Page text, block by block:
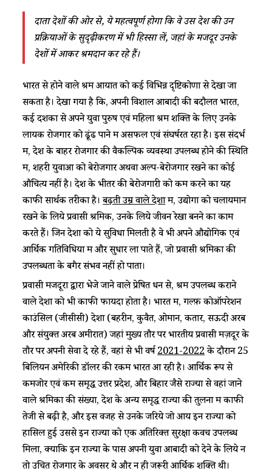
दाता देशों की ओर से, ये महत्वपूर्ण होगा कि वे उस देश की उन
प्रक्रियाओं के सुदृढ़ीकरण में भी हिस्सा लें, जहां के मजदूर उनके
देशों में आकर श्रमदान कर रहे हैं।
भारत से होने वाले श्रम आयात को कई विभिन्न दृष्टिकोणों से देखा जा
सकता है। देखा गया है कि, अपनी विशाल आबादी की बदौलत भारत,
कई दशकों से अपने युवा पुरुष एवं महिला श्रम शक्ति के लिए उनके
लायक रोजगार को ढूंढ पाने में असफल एवं संघर्षरत रहा है। इस संदर्भ
में, देश के बाहर रोजगार की वैकल्पिक व्यवस्था उपलब्ध होने की स्थिति
में, शहरी युवाओं को बेरोजगार अथवा अल्प-बेरोजगार रखने का कोई
औचित्य नहीं है। देश के भीतर की बेरोजगारी को कम करने का यह
काफी सार्थक तरीका है।बढ़ती उम्र वाले देशोंमें, उद्योगों को चलायमान
रखने के लिये प्रवासी श्रमिक, उनके लिये जीवन रेखा बनने का काम
करते हैं। जिन देशों को ये सुविधा मिलती है वे भी अपने औद्योगिक एवं
आर्थिक गतिविधियों में और सुधार ला पाते हैं, जो प्रवासी श्रमिकों की
उपलब्धता के बगैर संभव नहीं हो पाता।
प्रवासी मजदूरों द्वारा भेजे जाने वाले प्रेषित धन से, श्रम उपलब्ध कराने
वाले देशों को भी काफी फायदा होता है। भारत में, गल्फ़ कोऑपरेशन
काउंसिल (जीसीसी) देशों (बहरीन, कुवैत, ओमान, कतार, सऊदी अरब
और संयुक्त अरब अमीरात) जहां मुख्य तौर पर भारतीय प्रवासी मज़दूर के
तौर पर अपनी सेवा दे रहे हैं, वहां से भी वर्ष2021-2022के दौरान 25
बिलियन अमेरिकी डॉलर की रकम भारत आ रही है। आर्थिक रूप से
कमजोर एवं कम समृद्ध उत्तर प्रदेश, और बिहार जैसे राज्यों से वहां जाने
वाले श्रमिकों की संख्या, देश के अन्य समृद्ध राज्यों की तुलना में काफी
तेजी से बढ़ी है, और इस वजह से उनके जरिये जो आय इन राज्यों को
हासिल हुई उससे इन राज्यों को एक अतिरिक्त सुरक्षा कवच उपलब्ध
मिला, क्योंकि इन राज्यों के पास अपनी युवा आबादी को देने के लिये न
तो उचित रोजगार के अवसर थे और न ही जरूरी आर्थिक शक्ति थी।